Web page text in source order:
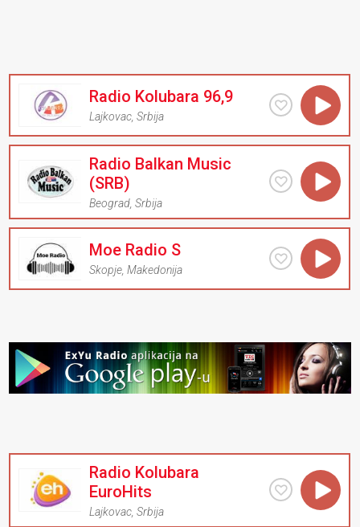
Radio Kolubara 96,9
Lajkovac ,Srbija
Radio Balkan Music
(SRB)
Beograd ,Srbija
Moe Radio S
Skopje ,Makedonija
Radio Kolubara
EuroHits
Lajkovac ,Srbija